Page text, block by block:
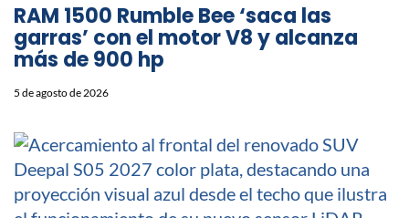
RAM 1500 Rumble Bee ‘saca las
garras’ con el motor V8 y alcanza
más de 900 hp
5 de agosto de 2026